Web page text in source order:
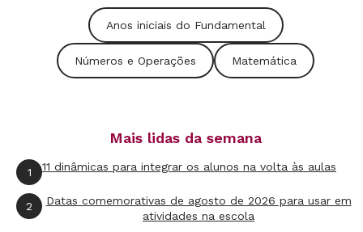
Anos iniciais do Fundamental
Números e Operações Matemática
Mais lidas da semana
1 11 dinâmicas para integrar os alunos na volta às aulas
2
Datas comemorativas de agosto de 2026 para usar em
atividades na escola